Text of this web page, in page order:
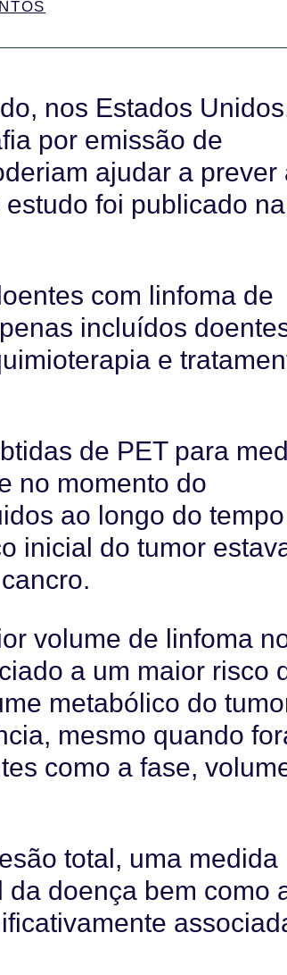
nos Estados
por emissão de
ajudar a prever
foi publicado na
com linfoma de
incluídos
e
de PET para
no momento do
ao longo do tempo
inicial do tumor
volume de linfoma
a um maior risco
metabólico do
mesmo quando
como a fase,
total, uma medida
doença bem como